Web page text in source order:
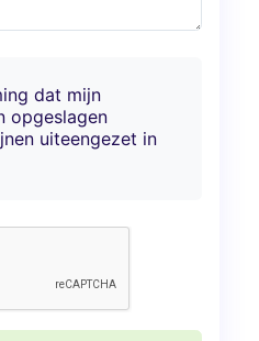
dat mijn
opgeslagen
uiteengezet in